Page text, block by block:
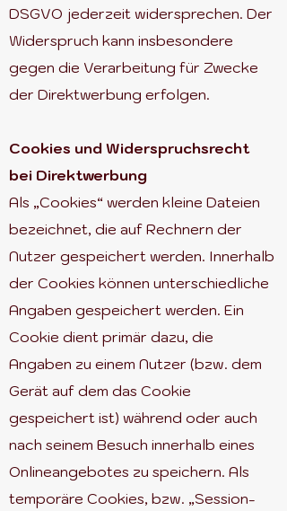
DSGVO jederzeit widersprechen. Der
Widerspruch kann insbesondere
gegen die Verarbeitung für Zwecke
der Direktwerbung erfolgen.
Cookies und Widerspruchsrecht
bei Direktwerbung
Als „Cookies“ werden kleine Dateien
bezeichnet, die auf Rechnern der
Nutzer gespeichert werden. Innerhalb
der Cookies können unterschiedliche
Angaben gespeichert werden. Ein
Cookie dient primär dazu, die
Angaben zu einem Nutzer (bzw. dem
Gerät auf dem das Cookie
gespeichert ist) während oder auch
nach seinem Besuch innerhalb eines
Onlineangebotes zu speichern. Als
temporäre Cookies, bzw. „Session-